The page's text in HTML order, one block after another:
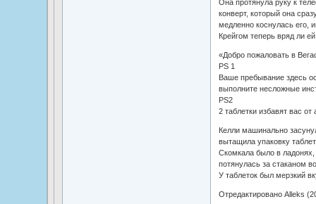
Она протянула руку к
конверт, который она
медленно коснулась его,
Крейгом теперь вряд ли
«Добро пожаловать в
PS 1
Ваше пребывание здесь
выполните несложные
PS2
2 таблетки избавят вас
Келли машинально
вытащила упаковку
Скомкала было в
потянулась за стаканом
У таблеток был мерзкий
Отредактировано Alleks